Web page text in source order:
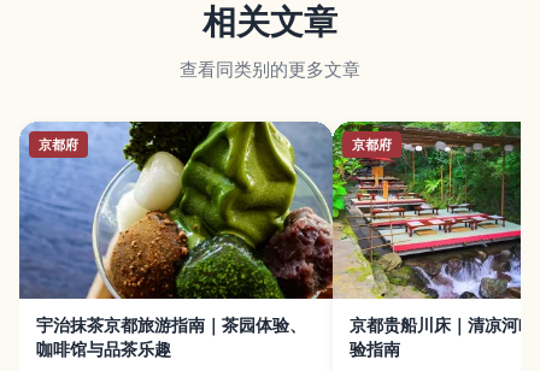
相关文章
查看同类别的更多文章
京都府
宇治抹茶京都旅游指南｜茶园体验、
咖啡馆与品茶乐趣
京都府
京都贵船川床｜清凉河畔
验指南